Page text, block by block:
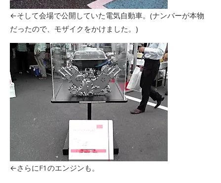
←そして会場で公開していた電気自動車。(ナンバーが本物
だったので、モザイクをかけました。)
←さらにF1のエンジンも。